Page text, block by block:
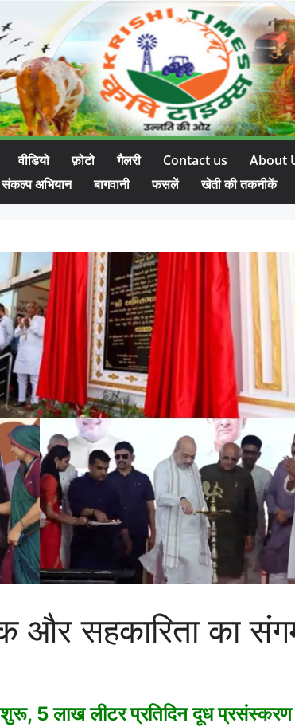
वीडियो फ़ोटो गैलरी Contact us About
अभियान बागवानी फसलें खेती की तकनीकें
और सहकारिता का
5 लाख लीटर प्रतिदिन दूध प्रसंस्करण